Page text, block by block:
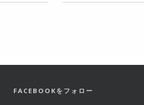
FACEBOOKをフォロー